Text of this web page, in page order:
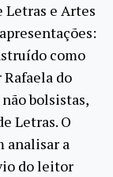
Letras e Artes
como
do
bolsistas,
Letras. O
analisar a
do leitor